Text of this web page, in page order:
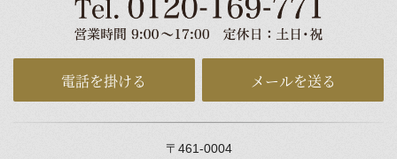
電話を掛ける メールを送る
〒461-0004